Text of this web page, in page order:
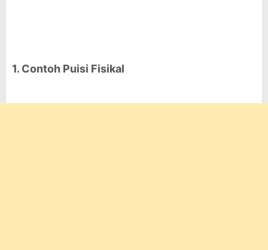
1. Contoh Puisi Fisikal